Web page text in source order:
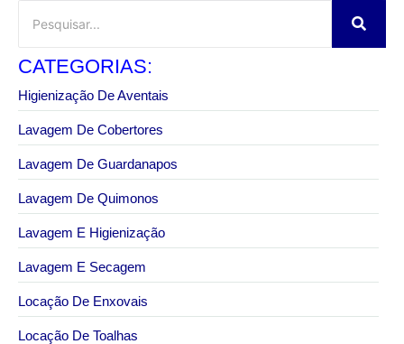
CATEGORIAS:
Higienização De Aventais
Lavagem De Cobertores
Lavagem De Guardanapos
Lavagem De Quimonos
Lavagem E Higienização
Lavagem E Secagem
Locação De Enxovais
Locação De Toalhas